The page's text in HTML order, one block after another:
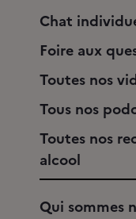
Chat
Foire aux
Toutes nos
Tous nos
Toutes nos
alcool
Qui sommes